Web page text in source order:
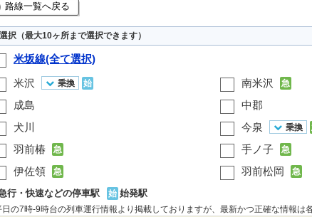
路線一覧へ戻る
択（最大10ヶ所まで選択できます）
米坂線(全て選択)
米沢
乗換 始 南米沢 急
成島 中郡
犬川 今泉 乗換
羽前椿 急 手ノ子 急
伊佐領 急 羽前松岡 急
行・快速などの停車駅 始 始発駅
の7時-9時台の列車運行情報より掲載しておりますが、最新かつ正確な情報は